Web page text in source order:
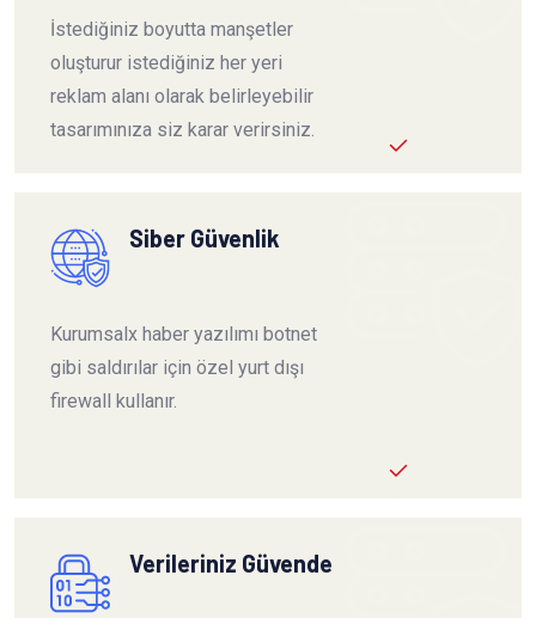
İstediğiniz boyutta manşetler
oluşturur istediğiniz her yeri
reklam alanı olarak belirleyebilir
tasarımınıza siz karar verirsiniz.
Siber Güvenlik
Kurumsalx haber yazılımı botnet
gibi saldırılar için özel yurt dışı
firewall kullanır.
Verileriniz Güvende